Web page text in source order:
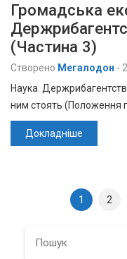
Громадська
(Частина 3)
Створено Мегалодон -
Наука
ним стоять (Положення
Докладніше
Навігація
1 2